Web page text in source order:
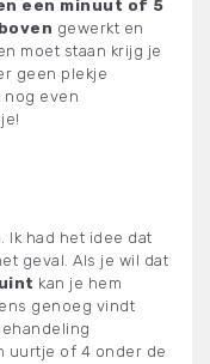
een minuut of 5
gewerkt en
moet staan krijg je
geen plekje
nog even
Ik had het idee dat
geval. Als je wil dat
kan je hem
genoeg vindt
uurtje of 4 onder de